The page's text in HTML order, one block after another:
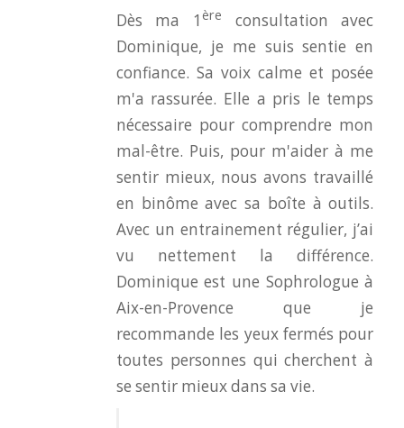
Dès ma 1 ère
consultation avec
Dominique, je me suis sentie en
confiance. Sa voix calme et posée
m'a rassurée. Elle a pris le temps
nécessaire pour comprendre mon
mal-être. Puis, pour m'aider à me
sentir mieux, nous avons travaillé
en binôme avec sa boîte à outils.
Avec un entrainement régulier, j’ai
vu nettement la différence.
Dominique est une Sophrologue à
Aix-en-Provence que je
recommande les yeux fermés pour
toutes personnes qui cherchent à
se sentir mieux dans sa vie.